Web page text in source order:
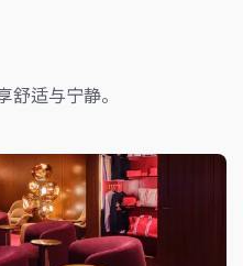
舒适与宁静。